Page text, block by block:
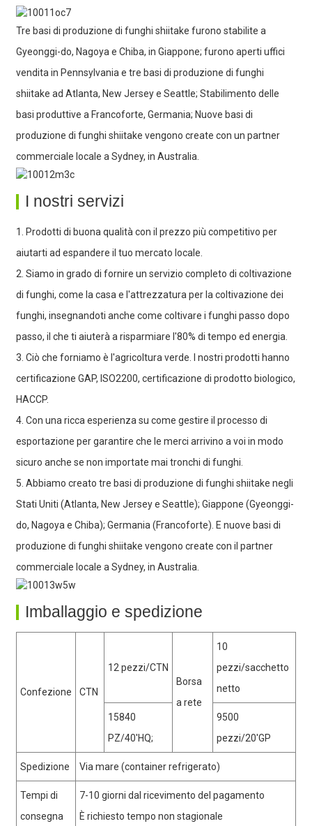
Tre basi di produzione di funghi shiitake furono stabilite a
Gyeonggi-do, Nagoya e Chiba, in Giappone; furono aperti uffici
vendita in Pennsylvania e tre basi di produzione di funghi
shiitake ad Atlanta, New Jersey e Seattle; Stabilimento delle
basi produttive a Francoforte, Germania; Nuove basi di
produzione di funghi shiitake vengono create con un partner
commerciale locale a Sydney, in Australia.
I nostri servizi
1. Prodotti di buona qualità con il prezzo più competitivo per
aiutarti ad espandere il tuo mercato locale.
2. Siamo in grado di fornire un servizio completo di coltivazione
di funghi, come la casa e l'attrezzatura per la coltivazione dei
funghi, insegnandoti anche come coltivare i funghi passo dopo
passo, il che ti aiuterà a risparmiare l'80% di tempo ed energia.
3. Ciò che forniamo è l'agricoltura verde. I nostri prodotti hanno
certificazione GAP, ISO2200, certificazione di prodotto biologico,
HACCP.
4. Con una ricca esperienza su come gestire il processo di
esportazione per garantire che le merci arrivino a voi in modo
sicuro anche se non importate mai tronchi di funghi.
5. Abbiamo creato tre basi di produzione di funghi shiitake negli
Stati Uniti (Atlanta, New Jersey e Seattle); Giappone (Gyeonggi-
do, Nagoya e Chiba); Germania (Francoforte). E nuove basi di
produzione di funghi shiitake vengono create con il partner
commerciale locale a Sydney, in Australia.
Imballaggio e spedizione
Confezione CTN
12 pezzi/CTN
Borsa
a rete
10
pezzi/sacchetto
netto
15840
PZ/40'HQ;
9500
pezzi/20'GP
Spedizione Via mare (container refrigerato)
Tempi di
consegna
7-10 giorni dal ricevimento del pagamento
È richiesto tempo non stagionale